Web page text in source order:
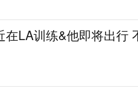
在LA训练&他即将出行